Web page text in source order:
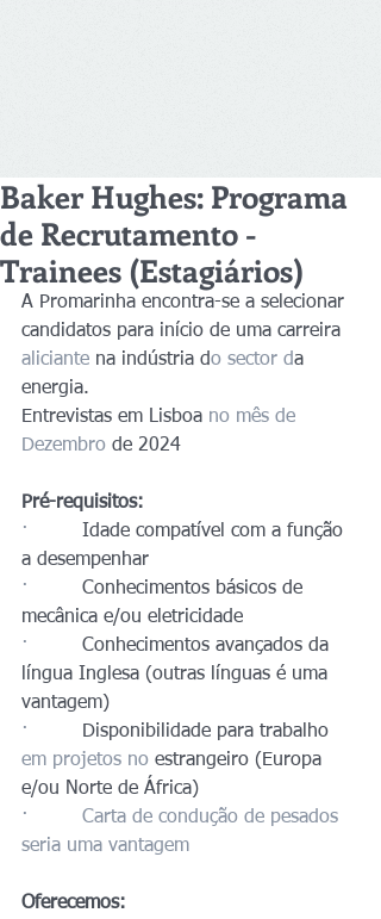
Baker Hughes: Programa
de Recrutamento -
Trainees (Estagiários)
A Promarinha encontra-se a selecionar
candidatos para início de uma carreira
aliciante na indústria do sector da
energia.
Entrevistas em Lisboa no mês de
Dezembro de 2024
Pré-requisitos:
· Idade compatível com a função
a desempenhar
· Conhecimentos básicos de
mecânica e/ou eletricidade
· Conhecimentos avançados da
língua Inglesa (outras línguas é uma
vantagem)
·
Disponibilidade para trabalho
em projetos no estrangeiro (Europa
e/ou Norte de África)
·         Carta de condução de pesados
seria uma vantagem
Oferecemos: